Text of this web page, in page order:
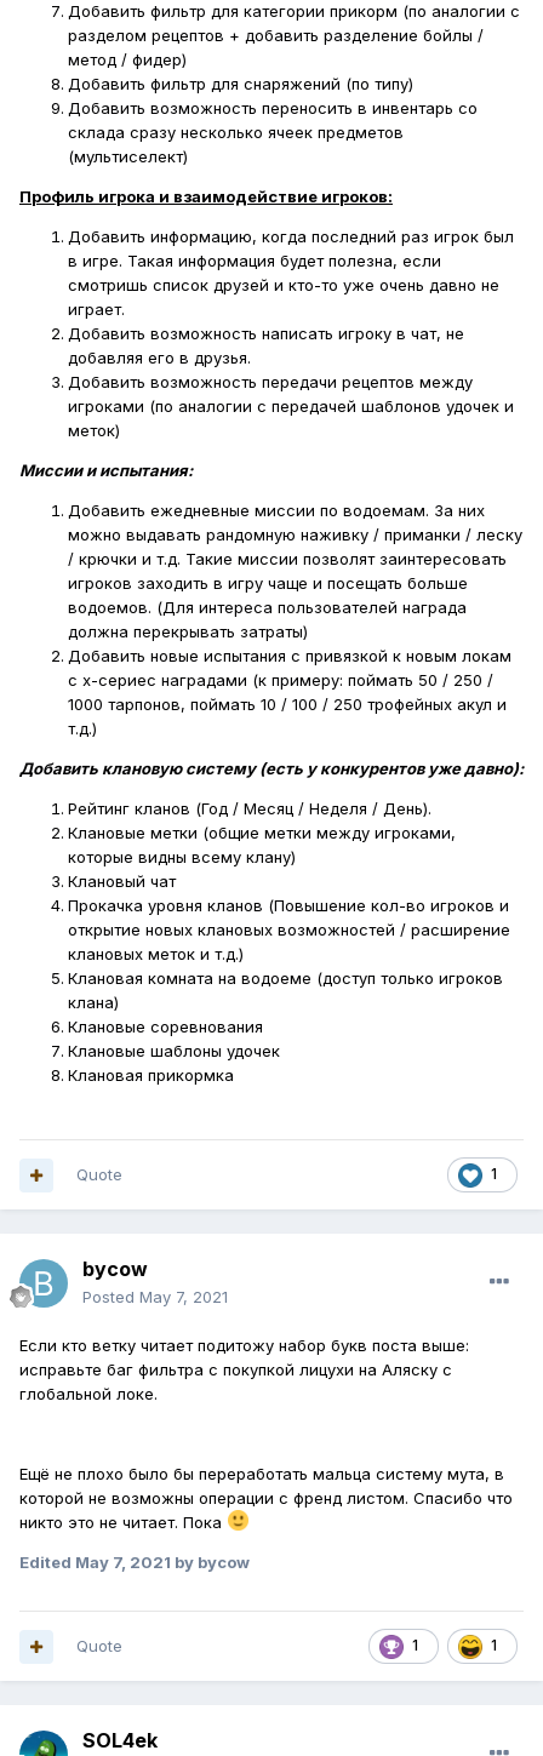
Добавить фильтр для категории прикорм (по аналогии с
разделом рецептов + добавить разделение бойлы /
метод / фидер)
Добавить фильтр для снаряжений (по типу)
Добавить возможность переносить в инвентарь со
склада сразу несколько ячеек предметов
(мультиселект)
Профиль игрока и взаимодействие игроков:
Добавить информацию, когда последний раз игрок был
в игре. Такая информация будет полезна, если
смотришь список друзей и кто-то уже очень давно не
играет.
Добавить возможность написать игроку в чат, не
добавляя его в друзья.
Добавить возможность передачи рецептов между
игроками (по аналогии с передачей шаблонов удочек и
меток)
Миссии и испытания:
Добавить ежедневные миссии по водоемам. За них
можно выдавать рандомную наживку / приманки / леску
/ крючки и т.д. Такие миссии позволят заинтересовать
игроков заходить в игру чаще и посещать больше
водоемов. (Для интереса пользователей награда
должна перекрывать затраты)
Добавить новые испытания с привязкой к новым локам
с х-сериес наградами (к примеру: поймать 50 / 250 /
1000 тарпонов, поймать 10 / 100 / 250 трофейных акул и
т.д.)
Добавить клановую систему (есть у конкурентов уже давно):
Рейтинг кланов (Год / Месяц / Неделя / День).
Клановые метки (общие метки между игроками,
которые видны всему клану)
Клановый чат
Прокачка уровня кланов (Повышение кол-во игроков и
открытие новых клановых возможностей / расширение
клановых меток и т.д.)
Клановая комната на водоеме (доступ только игроков
клана)
Клановые соревнования
Клановые шаблоны удочек
Клановая прикормка
1
Quote
bycow
Posted May 7, 2021
Если кто ветку читает подитожу набор букв поста выше:
исправьте баг фильтра с покупкой лицухи на Аляску с
глобальной локе.
Ещё не плохо было бы переработать мальца систему мута, в
которой не возможны операции с френд листом. Спасибо что
никто это не читает. Пока
Edited May 7, 2021 by bycow
1 1
Quote
SOL4ek